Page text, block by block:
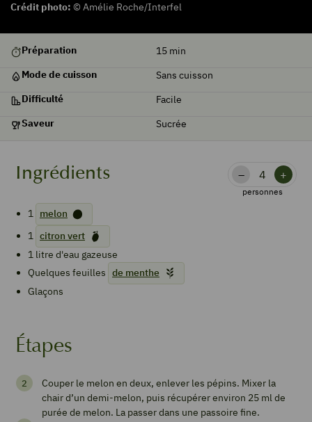
Crédit photo: © Amélie Roche/Interfel
saison
Préparation 15 min
Mode de cuisson
Sans cuisson
Difficulté
Facile
Saveur
Sucrée
Étapes
Couper le melon en deux, enlever les pépins. Mixer la
chair d’un demi-melon, puis récupérer environ 25 ml de
purée de melon. La passer dans une passoire fine.
Ingrédients – +
personnes
1 melon
1 citron vert
1 litre d'eau gazeuse
Quelques feuilles de menthe
Glaçons
de
melon